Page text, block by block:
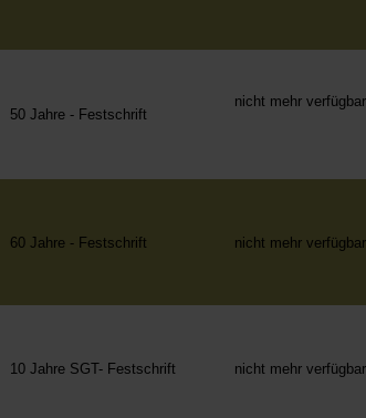
50 Jahre - Festschrift
nicht mehr verfügbar
60 Jahre - Festschrift nicht mehr verfügbar
10 Jahre SGT- Festschrift nicht mehr verfügbar